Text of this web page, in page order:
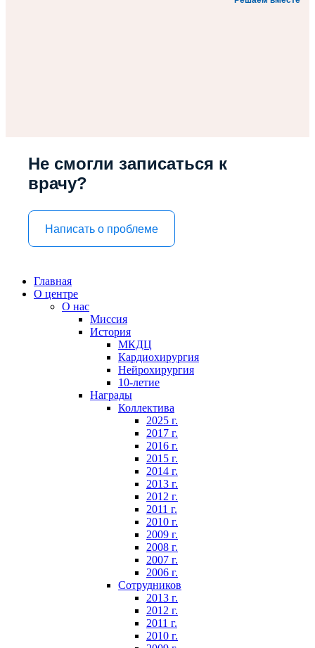
Не смогли записаться к
врачу?
Написать о проблеме
Главная
О центре
О нас
Миссия
История
МКДЦ
Кардиохирургия
Нейрохирургия
10-летие
Награды
Коллектива
2025 г.
2017 г.
2016 г.
2015 г.
2014 г.
2013 г.
2012 г.
2011 г.
2010 г.
2009 г.
2008 г.
2007 г.
2006 г.
Сотрудников
2013 г.
2012 г.
2011 г.
2010 г.